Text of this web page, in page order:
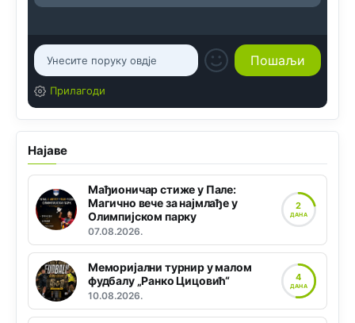
Прилагоди
Најаве
Мађионичар стиже у Пале:
Магично вече за најмлађе у
Олимпијском парку
07.08.2026.
2
ДАНА
Меморијални турнир у малом
фудбалу „Ранко Цицовић“
10.08.2026.
4
ДАНА